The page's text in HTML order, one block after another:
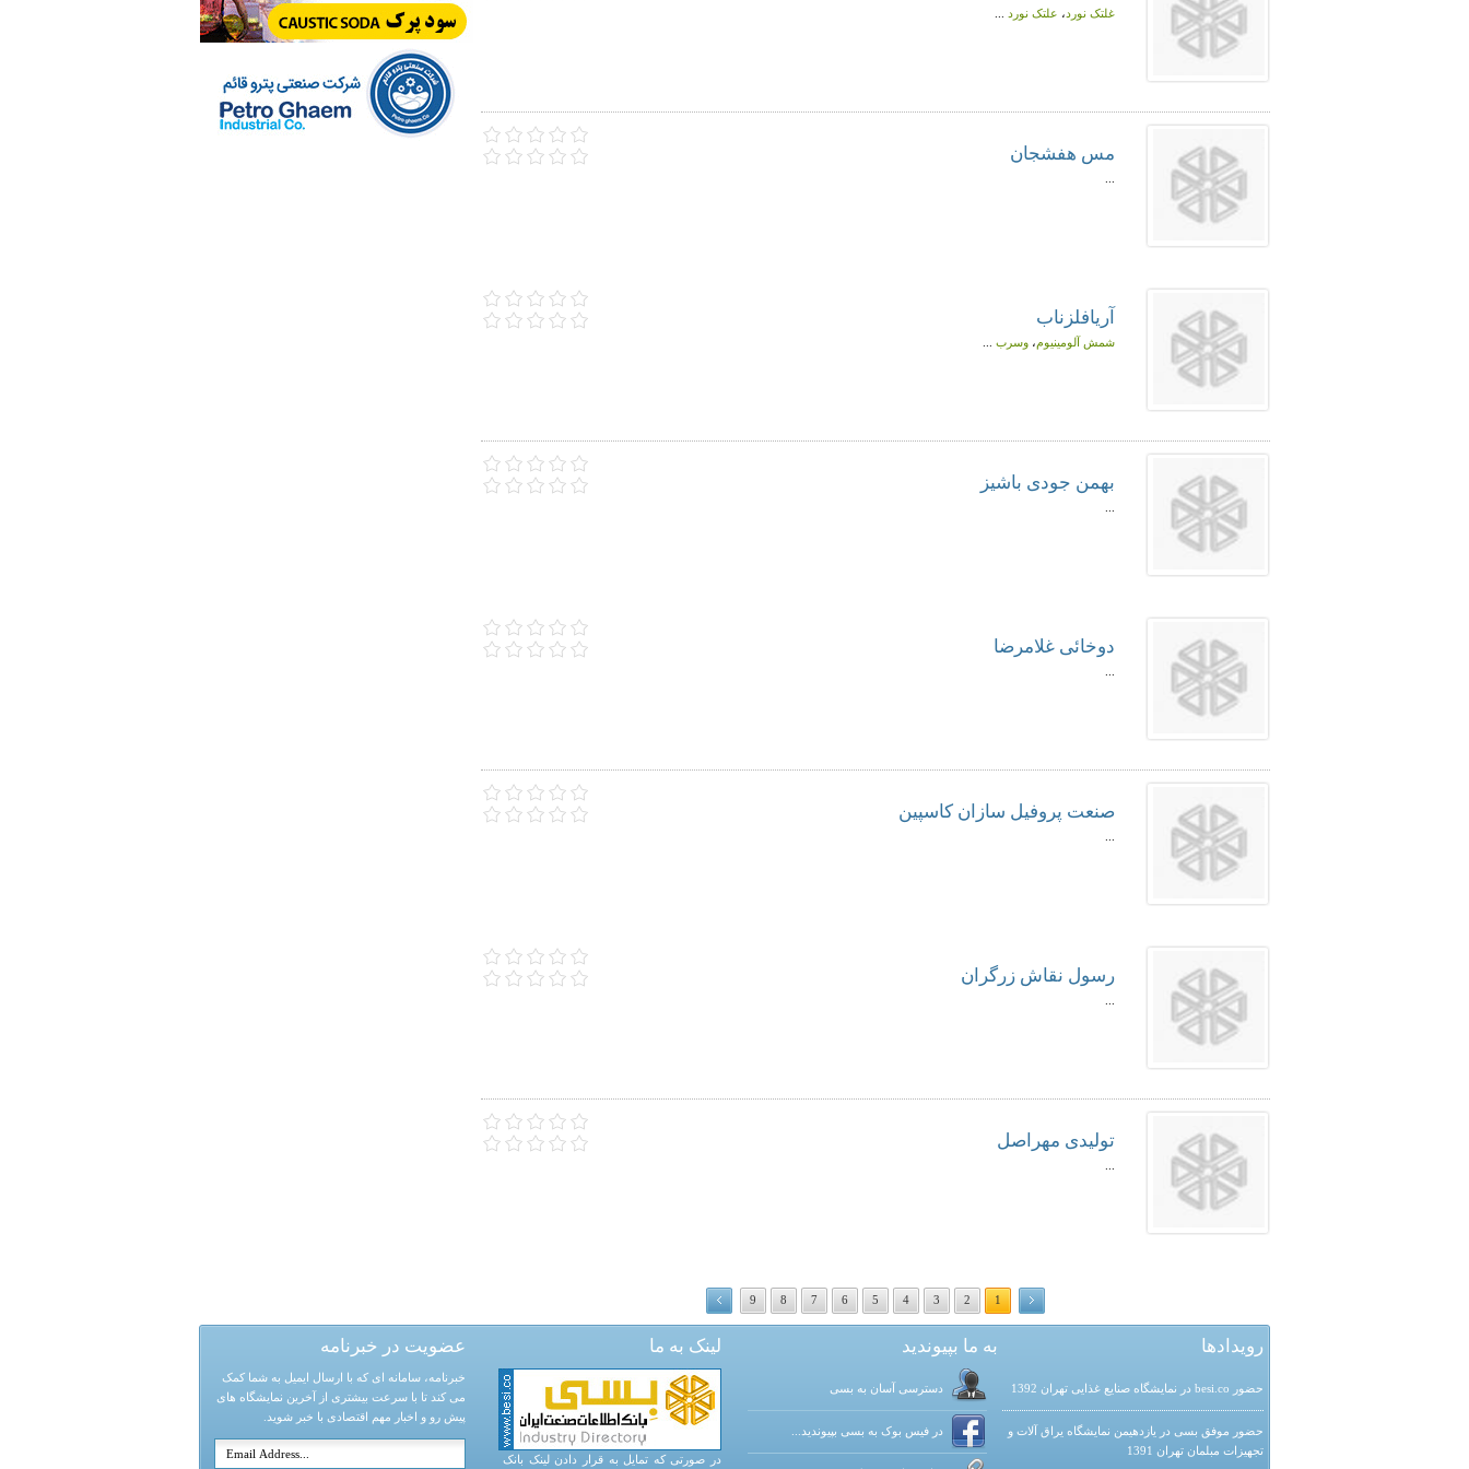
غلتک نورد ، علتک نورد
مس‌ هفشجان‌
آریافلزناب‌
شمش آلومینیوم، وسرب
بهمن جودی باشیز
دوخائی‌ غلامرضا
صنعت پروفیل سازان کاسپین
رسول‌ نقاش‌ زرگران‌
تولیدی مهراصل
1
2
3
4
5
6
7
8
9
رویدادها
حضور besi.co در نمایشگاه صنایع غذایی تهران 1392
حضور موفق بسی در یازدهیمن نمایشگاه یراق آلات و
تجهیزات مبلمان تهران 1391
به ما بپیوندید
دسترسی آسان به بسی
در فیس بوک به بسی بپیوندید...
لینک به ما
در صورتی که تمایل به قرار دادن لینک بانک
عضویت در خبرنامه
خبرنامه، سامانه ای که با ارسال ایمیل به شما کمک
می کند تا با سرعت بیشتری از آخرین نمایشگاه های
پیش رو و اخبار مهم اقتصادی با خبر شوید.